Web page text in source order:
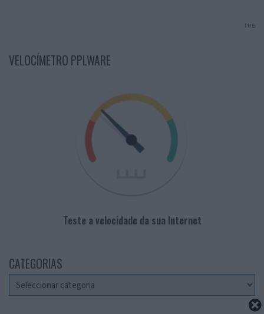
PUB
VELOCÍMETRO PPLWARE
Teste a velocidade da sua Internet
CATEGORIAS
Categorias